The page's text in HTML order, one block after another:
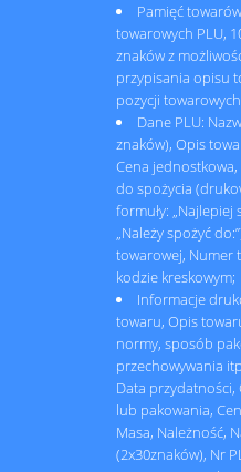
Pamięć
towarowych PLU,
znaków z
przypisania opisu
pozycji
Dane PLU:
znaków), Opis
Cena
do spożycia
formuły: „Najlepiej
„Należy spożyć
towarowej, Numer
kodzie kreskowym;
Informacje
towaru, Opis
normy, sposób
przechowywania
Data
lub pakowania,
Masa, Należność,
(2x30znaków), Nr